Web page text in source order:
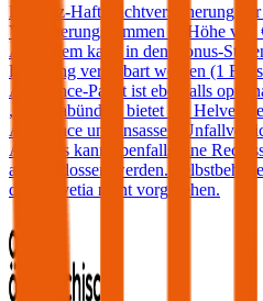
Die Kfz-Haftpflichtversicherung der
Versicherungssummen in Höhe
Außerdem kann in den Bonus-
Regelung vereinbart werden (1
Assistance-Paket ist ebenfalls
„Europabündel“ bietet die Helvetia
Assistance und Insassen-
Aufpreis kann ebenfalls eine
abgeschlossen werden.
der Helvetia nicht vorgesehen.